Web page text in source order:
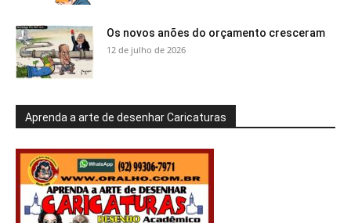
Os novos anões do orçamento cresceram
12 de julho de 2026
Aprenda a arte de desenhar Caricaturas